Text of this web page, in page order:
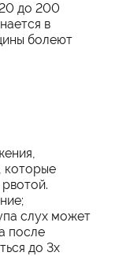
до 200
в
болеют
которые
слух может
после
до 3х